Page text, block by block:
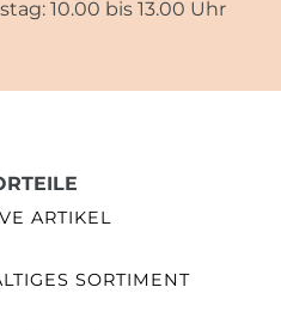
10.00 bis 13.00 Uhr
ARTIKEL
SORTIMENT